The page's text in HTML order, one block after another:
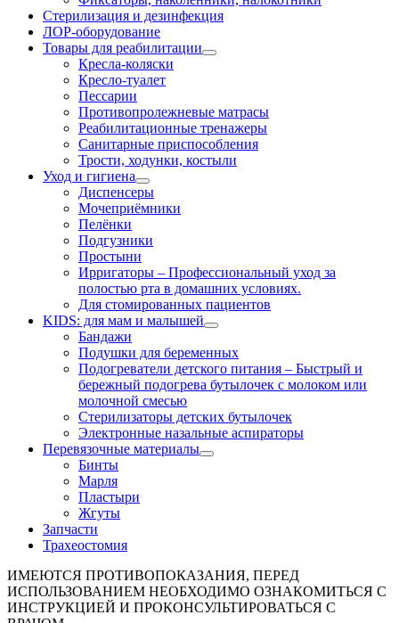
Стерилизация и дезинфекция
ЛОР-оборудование
Товары для реабилитации
Кресла-коляски
Кресло-туалет
Пессарии
Противопролежневые матрасы
Реабилитационные тренажеры
Санитарные приспособления
Трости, ходунки, костыли
Уход и гигиена
Диспенсеры
Мочеприёмники
Пелёнки
Подгузники
Простыни
Ирригаторы – Профессиональный уход за
полостью рта в домашних условиях.
Для стомированных пациентов
KIDS: для мам и малышей
Бандажи
Подушки для беременных
Подогреватели детского питания – Быстрый и
бережный подогрева бутылочек с молоком или
молочной смесью
Стерилизаторы детских бутылочек
Электронные назальные аспираторы
Перевязочные материалы
Бинты
Марля
Пластыри
Жгуты
Запчасти
Трахеостомия
ИМЕЮТСЯ ПРОТИВОПОКАЗАНИЯ, ПЕРЕД
ИСПОЛЬЗОВАНИЕМ НЕОБХОДИМО ОЗНАКОМИТЬСЯ С
ИНСТРУКЦИЕЙ И ПРОКОНСУЛЬТИРОВАТЬСЯ С